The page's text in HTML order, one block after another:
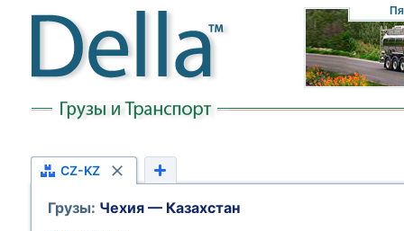
CZ-KZ
Грузы: Чехия — Казахстан